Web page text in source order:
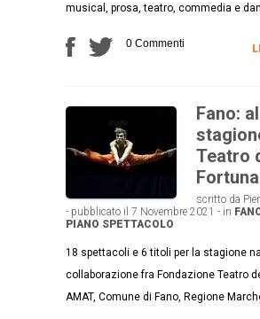
musical, prosa, teatro, commedia e
0 Commenti
Fano:
Teatro
Fortuna
scritto da
- pubblicato il 7 Novembre 2021 - in
PIANO SPETTACOLO
18 spettacoli e 6 titoli per la stagione
collaborazione fra Fondazione Teatro
AMAT, Comune di Fano, Regione